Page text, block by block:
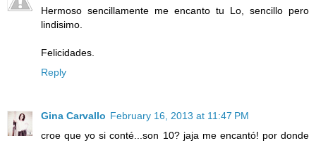
Hermoso sencillamente me encanto tu Lo, sencillo pero
lindisimo.
Felicidades.
Reply
Gina Carvallo February 16, 2013 at 11:47 PM
croe que yo si conté...son 10? jaja me encantó! por donde